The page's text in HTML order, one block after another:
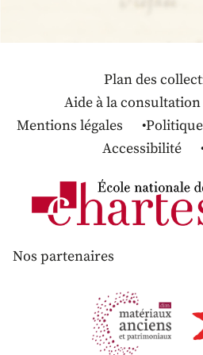
Plan des
Aide à la consultation
Mentions légales
Accessibilité
Nos partenaires